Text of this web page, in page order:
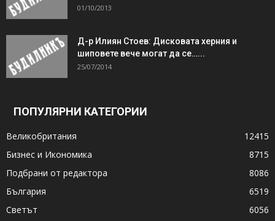
01/10/2013
Д-р Илиян Стоев: Дисковата херния и
шиповете вече могат да се…...
25/07/2014
ПОПУЛЯРНИ КАТЕГОРИИ
Великобритания
12415
Бизнес и Икономика
8715
Подбрани от редактора
8086
България
6519
Светът
6056